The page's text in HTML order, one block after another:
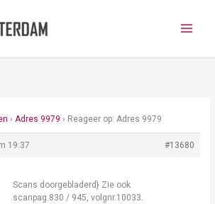
› Adres 9979 › Reageer op: Adres 9979
19:37 #13680
Scans doorgebladerd} Zie ook
scanpag.830 / 945, volgnr.10033.